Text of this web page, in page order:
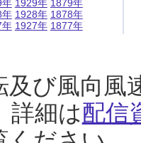
年
年
年
1929年
1928年
1927年
1879年
1878年
1877年
及び風向風
詳細は配信